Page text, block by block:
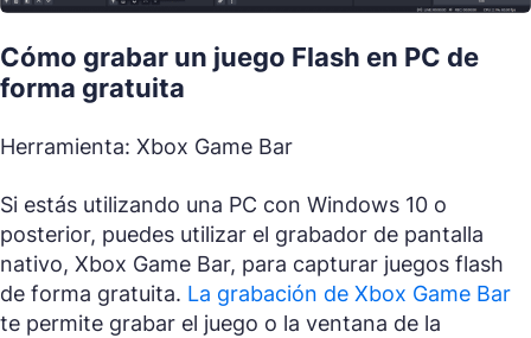
Cómo grabar un juego Flash en PC de
forma gratuita
Herramienta: Xbox Game Bar
Si estás utilizando una PC con Windows 10 o
posterior, puedes utilizar el grabador de pantalla
nativo, Xbox Game Bar, para capturar juegos flash
de forma gratuita. La grabación de Xbox Game Bar
te permite grabar el juego o la ventana de la